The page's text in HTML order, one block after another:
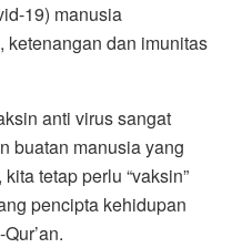
19) manusia
ketenangan dan imunitas
anti virus sangat
buatan manusia yang
tetap perlu “vaksin”
pencipta kehidupan